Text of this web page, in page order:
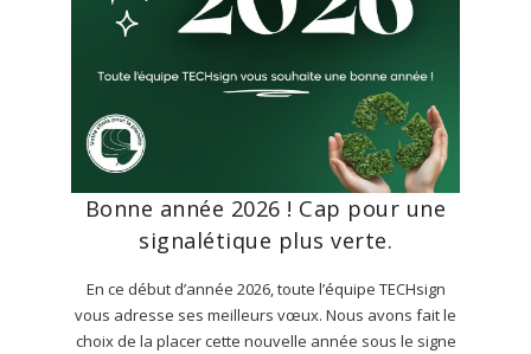
Bonne année 2026 ! Cap pour une
signalétique plus verte.
En ce début d’année 2026, toute l’équipe TECHsign
vous adresse ses meilleurs vœux. Nous avons fait le
choix de la placer cette nouvelle année sous le signe